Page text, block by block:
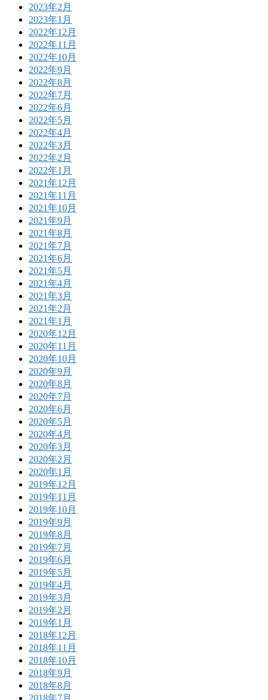
2023年2月
2023年1月
2022年12月
2022年11月
2022年10月
2022年9月
2022年8月
2022年7月
2022年6月
2022年5月
2022年4月
2022年3月
2022年2月
2022年1月
2021年12月
2021年11月
2021年10月
2021年9月
2021年8月
2021年7月
2021年6月
2021年5月
2021年4月
2021年3月
2021年2月
2021年1月
2020年12月
2020年11月
2020年10月
2020年9月
2020年8月
2020年7月
2020年6月
2020年5月
2020年4月
2020年3月
2020年2月
2020年1月
2019年12月
2019年11月
2019年10月
2019年9月
2019年8月
2019年7月
2019年6月
2019年5月
2019年4月
2019年3月
2019年2月
2019年1月
2018年12月
2018年11月
2018年10月
2018年9月
2018年8月
2018年7月